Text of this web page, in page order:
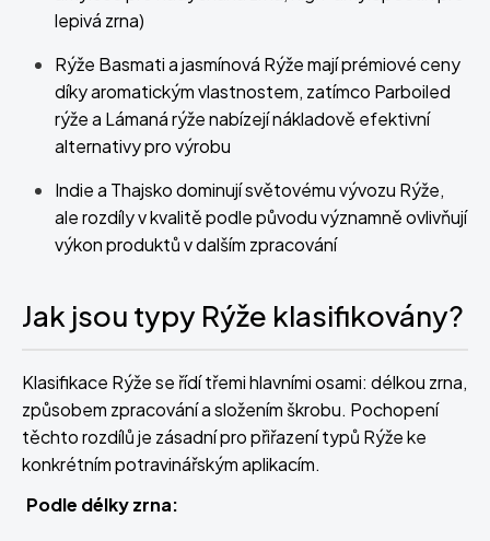
lepivá zrna)
Rýže Basmati a jasmínová Rýže mají prémiové ceny
díky aromatickým vlastnostem, zatímco Parboiled
rýže a Lámaná rýže nabízejí nákladově efektivní
alternativy pro výrobu
Indie a Thajsko dominují světovému vývozu Rýže,
ale rozdíly v kvalitě podle původu významně ovlivňují
výkon produktů v dalším zpracování
Jak jsou typy Rýže klasifikovány?
Klasifikace Rýže se řídí třemi hlavními osami: délkou zrna,
způsobem zpracování a složením škrobu. Pochopení
těchto rozdílů je zásadní pro přiřazení typů Rýže ke
konkrétním potravinářským aplikacím.
Podle délky zrna: